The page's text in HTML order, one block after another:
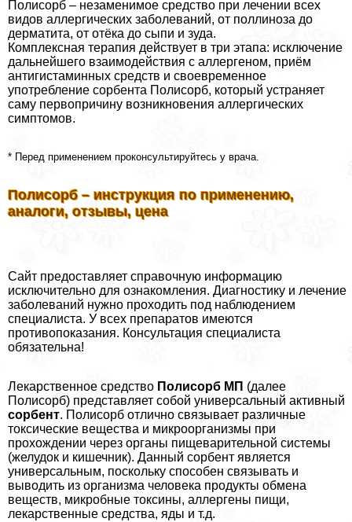
Полисорб – незаменимое средство при лечении всех
видов аллергических заболеваний, от поллиноза до
дерматита, от отёка до сыпи и зуда.
Комплексная терапия действует в три этапа: исключение
дальнейшего взаимодействия с аллергеном, приём
антигистаминных средств и своевременное
употрeбление сорбента Полисорб, который устраняет
саму первопричину возникновения аллергических
симптомов.
* Перед применением проконсультируйтесь у врача.
Полисорб – инструкция по применению,
аналоги, отзывы, цена
Сайт предоставляет справочную информацию
исключительно для ознакомления. Диагностику и лечение
заболеваний нужно проходить под наблюдением
специалиста. У всех препаратов имеются
противопоказания. Консультация специалиста
обязательна!
Лекарственное средство Полисорб МП (далее
Полисорб) представляет собой универсальный активный
сорбент. Полисорб отлично связывает различные
токсические вещества и микроорганизмы при
прохождении через органы пищеварительной системы
(желудок и кишечник). Данный сорбент является
универсальным, поскольку способен связывать и
выводить из организма человека продукты обмена
веществ, микробные токсины, аллергены пищи,
лекарственные средства, яды и т.д.